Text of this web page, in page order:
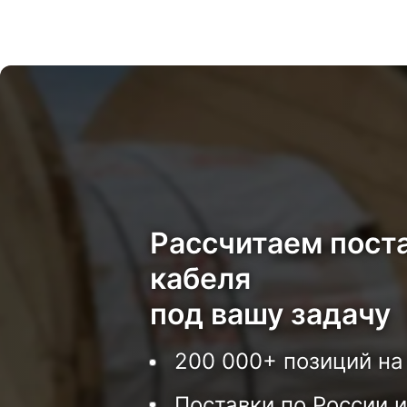
Рассчитаем
кабеля
под вашу задачу
200 000+ позиций